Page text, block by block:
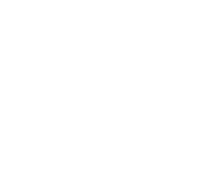
ferramentas